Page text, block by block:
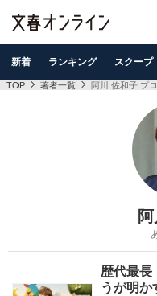
新着 ランキング スクープ
TOP 著者一覧 阿川 佐和子 プ
歴代最長
うが明か